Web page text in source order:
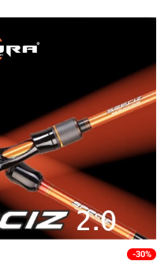
-30%